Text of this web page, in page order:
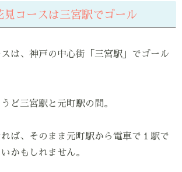
見コースは三宮駅でゴール
は、神戸の中心街「三宮駅」でゴール
ど三宮駅と元町駅の間。
ば、そのまま元町駅から電車で１駅で
かもしれません。